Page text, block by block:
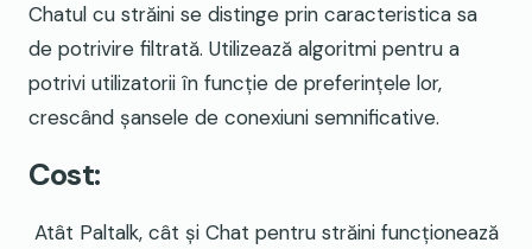
Chatul cu străini se distinge prin caracteristica sa
de potrivire filtrată. Utilizează algoritmi pentru a
potrivi utilizatorii în funcție de preferințele lor,
crescând șansele de conexiuni semnificative.
Cost:
Atât Paltalk, cât și Chat pentru străini funcționează